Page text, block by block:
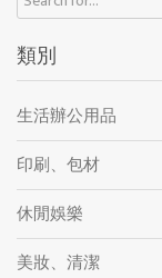
類別
生活辦公用品
印刷、包材
休閒娛樂
美妝、清潔